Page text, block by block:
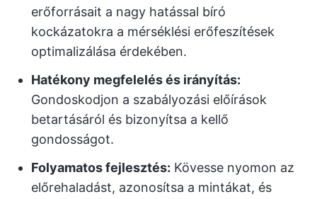
erőforrásait a nagy hatással bíró
kockázatokra a mérséklési erőfeszítések
optimalizálása érdekében.
Hatékony megfelelés és irányítás:
Gondoskodjon a szabályozási előírások
betartásáról és bizonyítsa a kellő
gondosságot.
Folyamatos fejlesztés: Kövesse nyomon az
előrehaladást, azonosítsa a mintákat, és